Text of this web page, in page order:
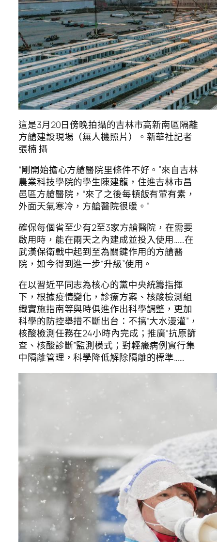
這是3月20日傍晚拍攝的吉林市高新南區隔離
方艙建設現場（無人機照片）。新華社記者
張楠 攝
“剛開始擔心方艙醫院里條件不好。”來自吉林
農業科技學院的學生陳建龍，住進吉林市昌
邑區方艙醫院，“來了之後每頓飯有葷有素，
外面天氣寒冷，方艙醫院很暖。”
確保每個省至少有2至3家方艙醫院，在需要
啟用時，能在兩天之內建成並投入使用……在
武漢保衛戰中起到至為關鍵作用的方艙醫
院，如今得到進一步“升級”使用。
在以習近平同志為核心的黨中央統籌指揮
下，根據疫情變化，診療方案、核酸檢測組
織實施指南等與時俱進作出科學調整，更加
科學的防控舉措不斷出台：不搞“大水漫灌”，
核酸檢測任務在24小時內完成；推廣“抗原篩
查、核酸診斷”監測模式；對輕癥病例實行集
中隔離管理，科學降低解除隔離的標準……